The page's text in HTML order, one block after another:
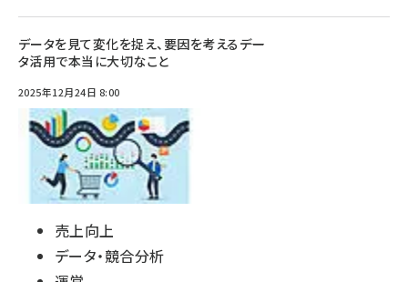
データを見て変化を捉え、要因を考える――デー
タ活用で本当に大切なこと
2025年12月24日 8:00
売上向上
データ・競合分析